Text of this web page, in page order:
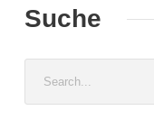
Suche